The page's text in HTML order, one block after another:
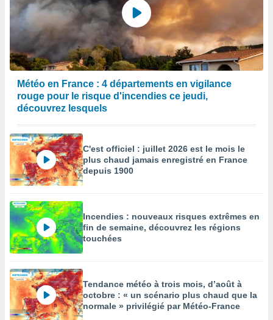
Météo en France : 4 départements en vigilance
rouge pour le risque d'incendies ce jeudi,
découvrez lesquels
C'est officiel : juillet 2026 est le mois le
plus chaud jamais enregistré en France
depuis 1900
Incendies : nouveaux risques extrêmes en
fin de semaine, découvrez les régions
touchées
Tendance météo à trois mois, d’août à
octobre : « un scénario plus chaud que la
normale » privilégié par Météo-France